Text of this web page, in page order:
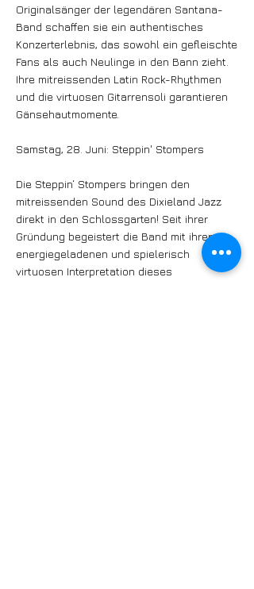
Originalsänger der legendären Santana-
Band schaffen sie ein authentisches
Konzerterlebnis, das sowohl ein gefleischte
Fans als auch Neulinge in den Bann zieht.
Ihre mitreissenden Latin Rock-Rhythmen
und die virtuosen Gitarrensoli garantieren
Gänsehautmomente.
Samstag, 28. Juni: Steppin' Stompers
Die Steppin‘ Stompers bringen den
mitreissenden Sound des Dixieland Jazz
direkt in den Schlossgarten! Seit ihrer
Gründung begeistert die Band mit ihrer
energiegeladenen und spielerisch
virtuosen Interpretation dieses